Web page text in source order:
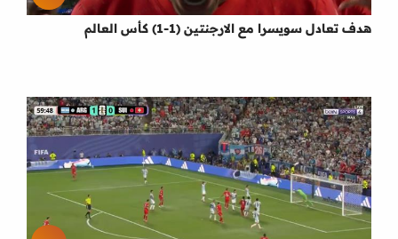
هدف تعادل سويسرا مع الارجنتين (1-1) كأس العالم